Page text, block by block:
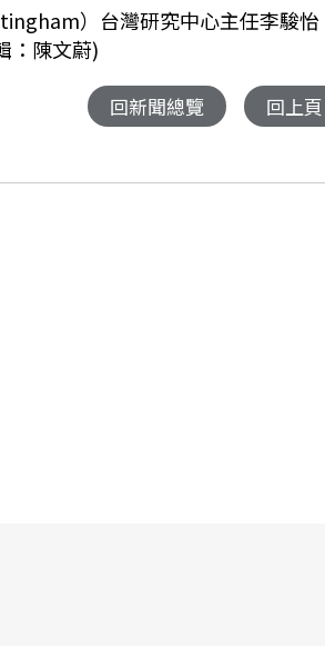
）台灣研究中心主任李駿怡
：陳文蔚)
回新聞總覽 回上頁